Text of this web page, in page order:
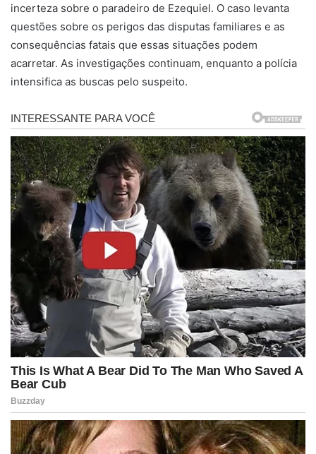
incerteza sobre o paradeiro de Ezequiel. O caso levanta
questões sobre os perigos das disputas familiares e as
consequências fatais que essas situações podem
acarretar. As investigações continuam, enquanto a polícia
intensifica as buscas pelo suspeito.